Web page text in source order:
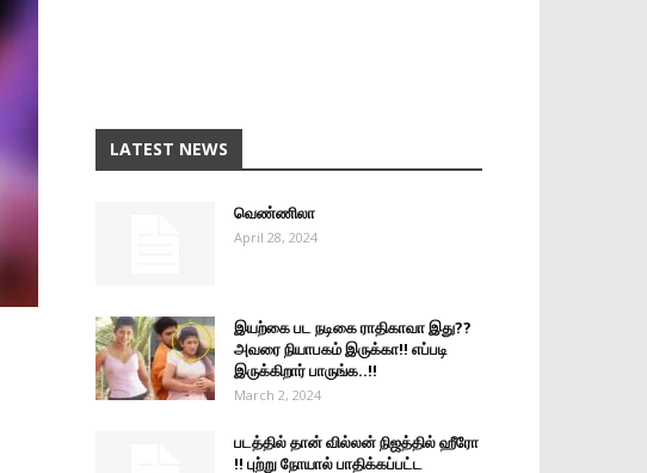
LATEST NEWS
வெண்ணிலா
April 28, 2024
இயற்கை பட நடிகை ராதிகாவா இது??
அவரை நியாபகம் இருக்கா!! எப்படி
இருக்கிறார் பாருங்க..!!
March 2, 2024
படத்தில் தான் வில்லன் நிஜத்தில் ஹீரோ
!! புற்று நோயால் பாதிக்கப்பட்ட